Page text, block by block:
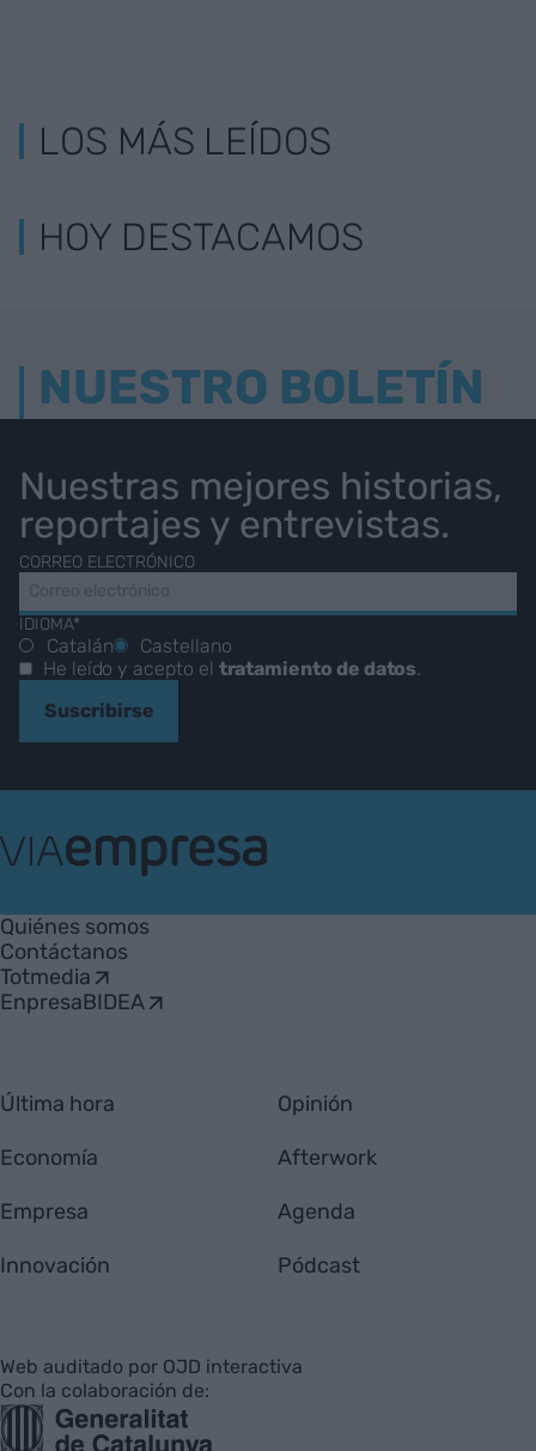
LOS MÁS LEÍDOS
HOY DESTACAMOS
NUESTRO BOLETÍN
Nuestras mejores historias,
reportajes y entrevistas.
CORREO ELECTRÓNICO
IDIOMA*
Catalán
Castellano
He leído y acepto el tratamiento de datos.
Suscribirse
Empresa
Quiénes somos
Contáctanos
Totmedia
EnpresaBIDEA
Última hora
Economía
Empresa
Innovación
Opinión
Afterwork
Agenda
Pódcast
Web auditado por OJD interactiva
Con la colaboración de: